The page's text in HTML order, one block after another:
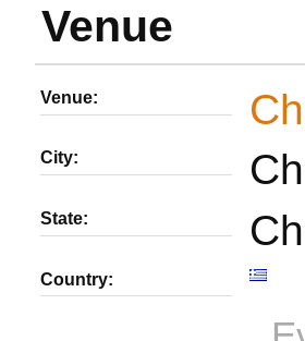
Venue
Venue:
City:
State:
Country: